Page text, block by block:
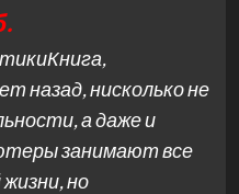
назад, нисколько не
а даже и
занимают все
но